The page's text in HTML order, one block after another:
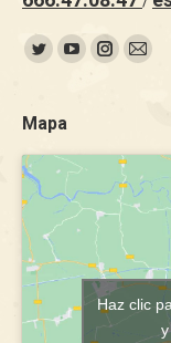
Encuéntranos en:
Twitter
opens
new
window
YouTube
new
window
Instagram
new
window
Mail
new
Mapa
Haz clic